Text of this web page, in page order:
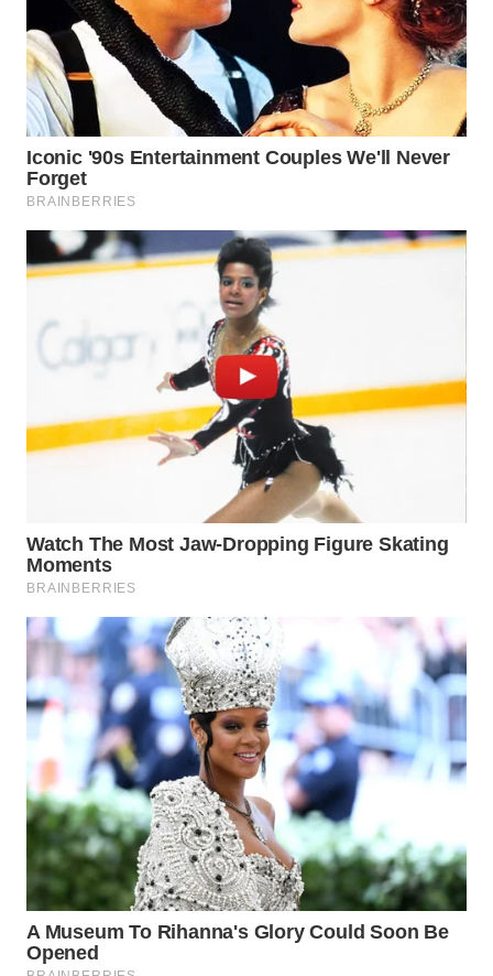
Wahana
Media
Group
WAHANA
NEWS
WAHANA
TANI
WAHANA
WAHANA
WAHANA
LISTRIK
WAHANA
TRAVEL
WAHANA
TV
WAHANANEWS
ID
WAHANANEWS
CO ID
WAHANANEWS
NET